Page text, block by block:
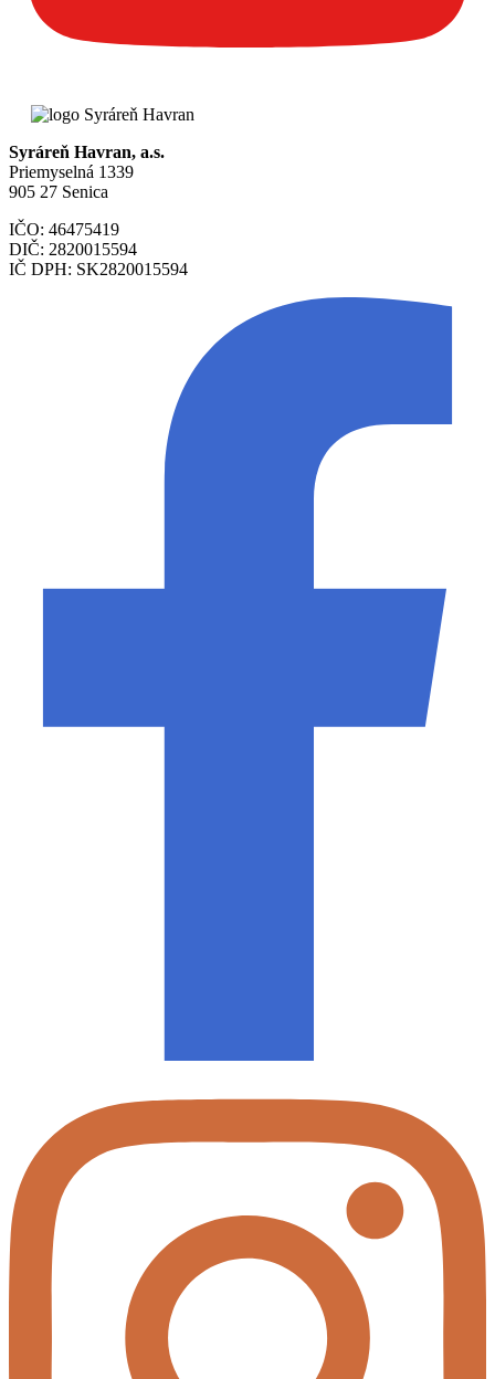
Syráreň Havran, a.s.
Priemyselná 1339
905 27 Senica
IČO: 46475419
DIČ: 2820015594
IČ DPH: SK2820015594